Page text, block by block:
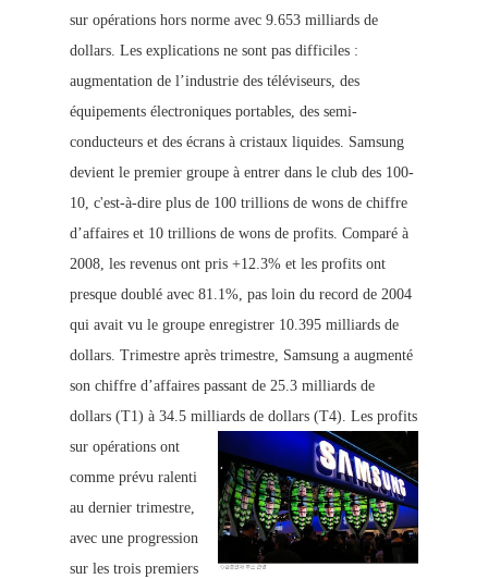
sur opérations hors norme avec 9.653 milliards de
dollars. Les explications ne sont pas difficiles :
augmentation de l’industrie des téléviseurs, des
équipements électroniques portables, des semi-
conducteurs et des écrans à cristaux liquides. Samsung
devient le premier groupe à entrer dans le club des 100-
10, c'est-à-dire plus de 100 trillions de wons de chiffre
d’affaires et 10 trillions de wons de profits. Comparé à
2008, les revenus ont pris +12.3% et les profits ont
presque doublé avec 81.1%, pas loin du record de 2004
qui avait vu le groupe enregistrer 10.395 milliards de
dollars. Trimestre après trimestre, Samsung a augmenté
son chiffre d’affaires passant de 25.3 milliards de
dollars (T1) à 34.5 milliards de dollars (T4). Les profits
sur opérations ont
comme prévu ralenti
au dernier trimestre,
avec une progression
sur les trois premiers